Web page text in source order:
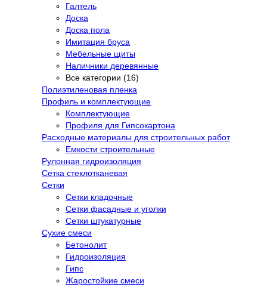
Галтель
Доска
Доска пола
Имитация бруса
Мебельные щиты
Наличники деревянные
Все категории (16)
Полиэтиленовая пленка
Профиль и комплектующие
Комплектующие
Профиля для Гипсокартона
Расходные материалы для строительных работ
Емкости строительные
Рулонная гидроизоляция
Сетка стеклотканевая
Сетки
Сетки кладочные
Сетки фасадные и уголки
Сетки штукатурные
Сухие смеси
Бетонолит
Гидроизоляция
Гипс
Жаростойкие смеси